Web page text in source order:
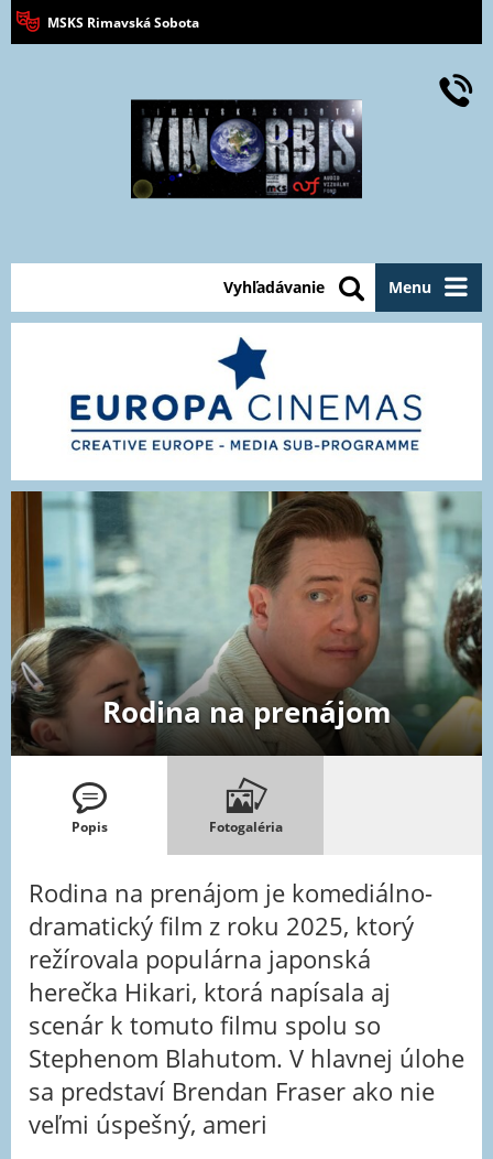
MSKS Rimavská Sobota
Menu
Vyhľadávanie
Rodina na prenájom
Popis Fotogaléria
Rodina na prenájom je komediálno-
dramatický film z roku 2025, ktorý
režírovala populárna japonská
herečka Hikari, ktorá napísala aj
scenár k tomuto filmu spolu so
Stephenom Blahutom. V hlavnej úlohe
sa predstaví Brendan Fraser ako nie
veľmi úspešný, ameri